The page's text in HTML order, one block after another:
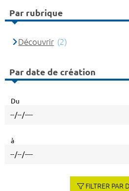
Par rubrique
Découvrir (2)
Par date de création
Du
à
FILTRER PAR